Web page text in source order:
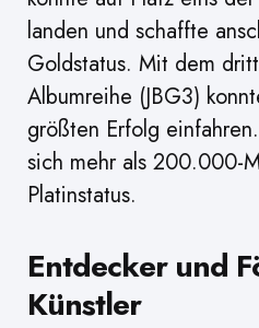
landen und schaffte
Goldstatus. Mit dem
Albumreihe (JBG3)
größten Erfolg
sich mehr als 200.000-
Platinstatus.
Entdecker und
Künstler